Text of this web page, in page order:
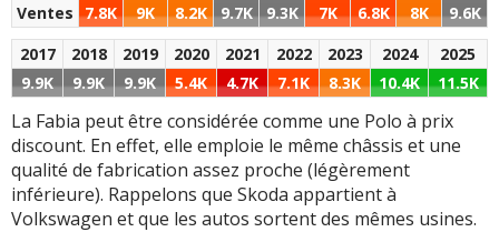
Habitabilité 6.3
Coffre(260L) 5.2
+ d'infossur la notation
Ventes 7.8K 9K 8.2K 9.7K 9.3K 7K 6.8K 8K
9.6K
2017
2018 2019 2020 2021 2022 2023 2024
2025
9.9K
9.9K 9.9K 5.4K 4.7K 7.1K 8.3K 10.4K 11.5K
La Fabia peut être considérée comme une Polo à prix
discount. En effet, elle emploie le même châssis et une
qualité de fabrication assez proche (légèrement
inférieure). Rappelons que Skoda appartient à
Volkswagen et que les autos sortent des mêmes usines.